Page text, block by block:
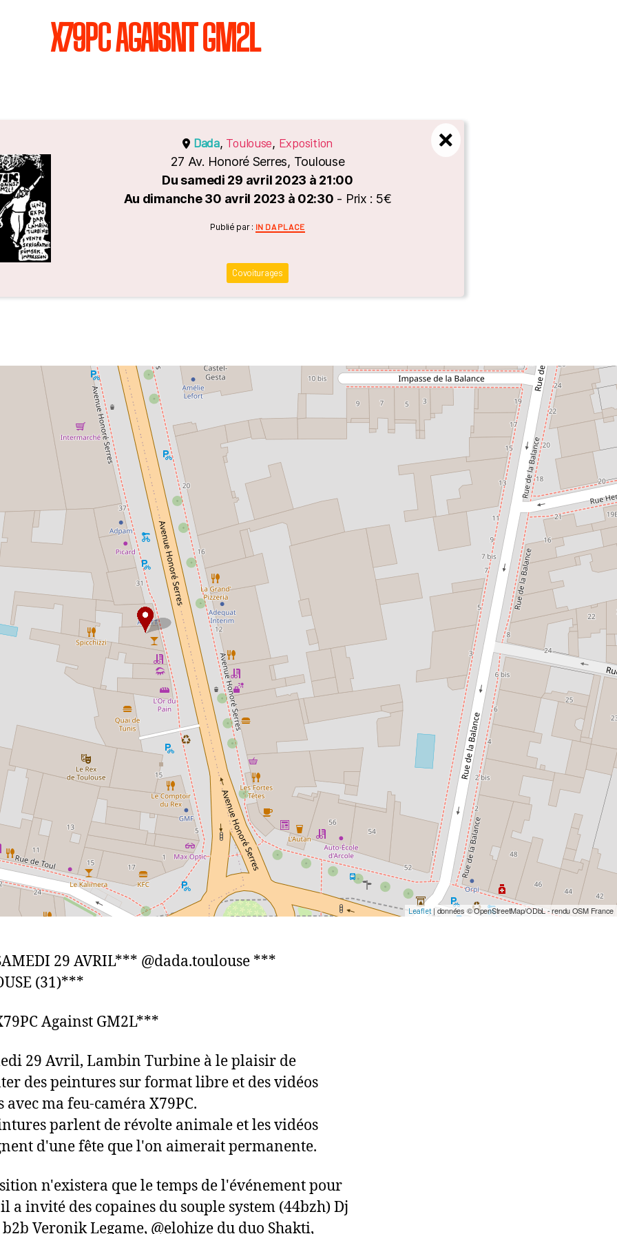
X79PC AGAISNT GM2L
Dada, Toulouse, Exposition
27 Av. Honoré Serres, Toulouse
Du samedi 29 avril 2023 à 21:00
Au dimanche 30 avril 2023 à 02:30 - Prix : 5€
Catégories
Publié par : IN DA PLACE
Covoiturages
Leaflet| données © OpenStreetMap/ODbL - rendu OSM France
29 AVRIL*** @dada.toulouse ***
(31)***
Against GM2L***
29 Avril, Lambin Turbine à le plaisir de
des peintures sur format libre et des vidéos
avec ma feu-caméra X79PC.
parlent de révolte animale et les vidéos
d'une fête que l'on aimerait permanente.
n'existera que le temps de l'événement pour
a invité des copaines du souple system (44bzh) Dj
Veronik Legame, @elohize du duo Shakti,